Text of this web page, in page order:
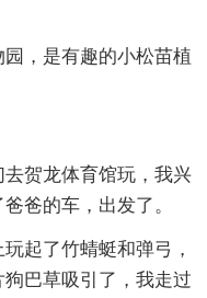
，是有趣的小松苗植
贺龙体育馆玩，我兴
爸的车，出发了。
起了竹蜻蜓和弹弓，
巴草吸引了，我走过